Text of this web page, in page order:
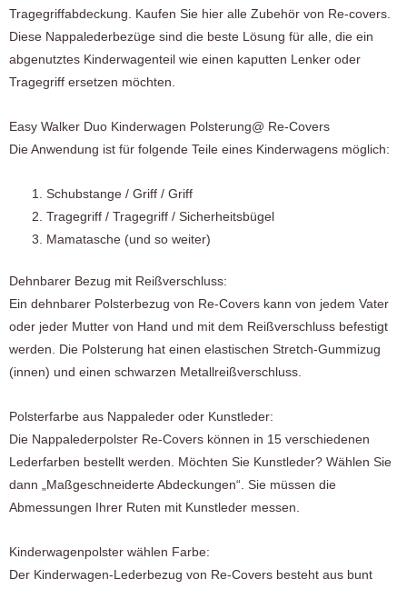
Tragegriffabdeckung. Kaufen Sie hier alle Zubehör von Re-covers.
Diese Nappalederbezüge sind die beste Lösung für alle, die ein
abgenutztes Kinderwagenteil wie einen kaputten Lenker oder
Tragegriff ersetzen möchten.
Easy Walker Duo Kinderwagen Polsterung@ Re-Covers
Die Anwendung ist für folgende Teile eines Kinderwagens möglich:
Schubstange / Griff / Griff
Tragegriff / Tragegriff / Sicherheitsbügel
Mamatasche (und so weiter)
Dehnbarer Bezug mit Reißverschluss:
Ein dehnbarer Polsterbezug von Re-Covers kann von jedem Vater
oder jeder Mutter von Hand und mit dem Reißverschluss befestigt
werden. Die Polsterung hat einen elastischen Stretch-Gummizug
(innen) und einen schwarzen Metallreißverschluss.
Polsterfarbe aus Nappaleder oder Kunstleder:
Die Nappalederpolster Re-Covers können in 15 verschiedenen
Lederfarben bestellt werden. Möchten Sie Kunstleder? Wählen Sie
dann „Maßgeschneiderte Abdeckungen“. Sie müssen die
Abmessungen Ihrer Ruten mit Kunstleder messen.
Kinderwagenpolster wählen Farbe:
Der Kinderwagen-Lederbezug von Re-Covers besteht aus bunt